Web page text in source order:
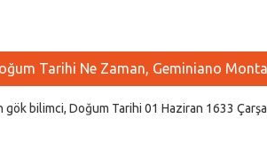
Tarihi Ne Zaman, Geminiano
bilimci, Doğum Tarihi 01 Haziran 1633